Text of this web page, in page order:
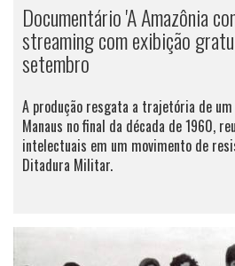
Documentário 'A Amazônia
streaming com exibição
setembro
A produção resgata a trajetória de
Manaus no final da década de 1960,
intelectuais em um movimento de
Ditadura Militar.